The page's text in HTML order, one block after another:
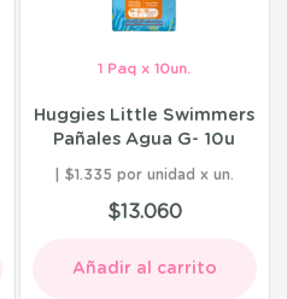
1 Paq x 10un.
Huggies Little Swimmers
Pañales Agua G- 10u
$1.335 por unidad
$13.060
Añadir al carrito